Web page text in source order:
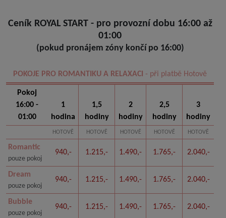
Ceník ROYAL START - pro provozní dobu 16:00 až
01:00
(pokud pronájem zóny končí po 16:00)
POKOJE PRO ROMANTIKU A RELAXACI - při platbě Hotově
Pokoj
16:00 -
01:00
1
hodina
1,5
hodiny
2
hodiny
2,5
hodiny
3
hodiny
HOTOVĚ HOTOVĚ HOTOVĚ HOTOVĚ HOTOVĚ
Romantic
pouze pokoj
940,- 1.215,- 1.490,- 1.765,- 2.040,-
Dream
pouze pokoj
940,- 1.215,- 1.490,- 1.765,- 2.040,-
Bubble
pouze pokoj
940,- 1.215,- 1.490,- 1.765,- 2.040,-